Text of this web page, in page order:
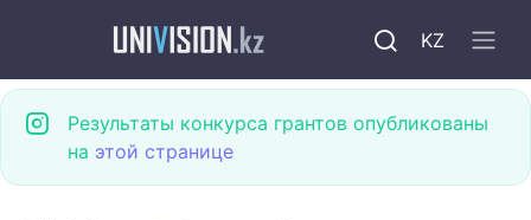
KZ
Результаты конкурса грантов опубликованы
на этой странице